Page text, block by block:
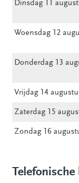
Dinsdag 11
Woensdag 12
Donderdag 13
Vrijdag 14
Zaterdag 15
Zondag 16
Telefonische